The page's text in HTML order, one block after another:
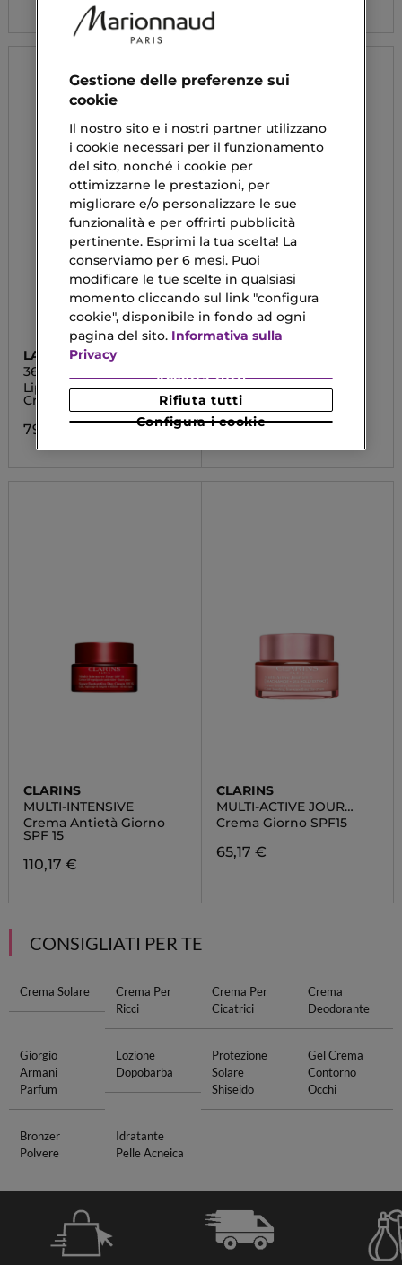
LANCASTER
365 SKIN REPAIR
Liposomal Cellular Night
Cream
79,00 €
Hydrating Day Cream
SPF20 Refill
41,23 €
CLARINS
MULTI-INTENSIVE
Crema Antietà Giorno
SPF 15
110,17 €
CLARINS
MULTI-ACTIVE JOUR
SPF15
Crema Giorno SPF15
65,17 €
CONSIGLIATI PER TE
Crema Solare
Crema Per
Ricci
Crema Per
Cicatrici
Crema
Deodorante
Giorgio
Armani
Parfum
Lozione
Dopobarba
Protezione
Solare
Shiseido
Gel Crema
Contorno
Occhi
Bronzer
Polvere
Idratante
Pelle Acneica
Gestione delle preferenze sui
cookie
Il nostro sito e i nostri partner utilizzano
i cookie necessari per il funzionamento
del sito, nonché i cookie per
ottimizzarne le prestazioni, per
migliorare e/o personalizzare le sue
funzionalità e per offrirti pubblicità
pertinente. Esprimi la tua scelta! La
conserviamo per 6 mesi. Puoi
modificare le tue scelte in qualsiasi
momento cliccando sul link "configura
cookie", disponibile in fondo ad ogni
pagina del sito. Informativa sulla
Privacy
Configura i cookie
Rifiuta tutti
Accetta tutti